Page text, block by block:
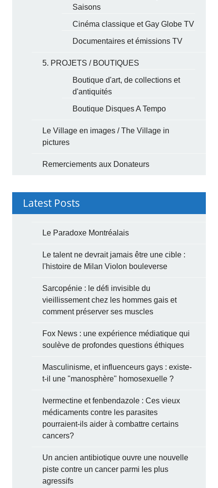
Saisons
Cinéma classique et Gay Globe TV
Documentaires et émissions TV
5. PROJETS / BOUTIQUES
Boutique d'art, de collections et
d'antiquités
Boutique Disques A Tempo
Le Village en images / The Village in
pictures
Remerciements aux Donateurs
Latest Posts
Le Paradoxe Montréalais
Le talent ne devrait jamais être une cible :
l'histoire de Milan Violon bouleverse
Sarcopénie : le défi invisible du
vieillissement chez les hommes gais et
comment préserver ses muscles
Fox News : une expérience médiatique qui
soulève de profondes questions éthiques
Masculinisme, et influenceurs gays : existe-
t-il une "manosphère" homosexuelle ?
Ivermectine et fenbendazole : Ces vieux
médicaments contre les parasites
pourraient-ils aider à combattre certains
cancers?
Un ancien antibiotique ouvre une nouvelle
piste contre un cancer parmi les plus
agressifs